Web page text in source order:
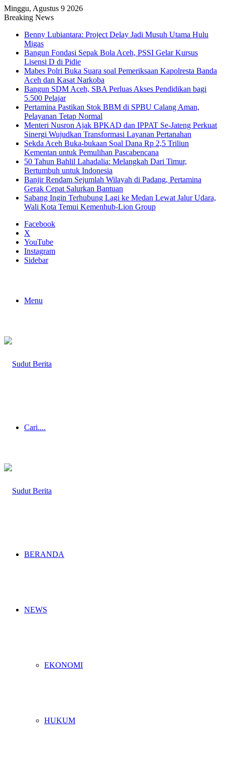
Minggu, Agustus 9 2026
Breaking News
Benny Lubiantara: Project Delay Jadi Musuh Utama Hulu
Migas
Bangun Fondasi Sepak Bola Aceh, PSSI Gelar Kursus
Lisensi D di Pidie
Mabes Polri Buka Suara soal Pemeriksaan Kapolresta Banda
Aceh dan Kasat Narkoba
Bangun SDM Aceh, SBA Perluas Akses Pendidikan bagi
5.500 Pelajar
Pertamina Pastikan Stok BBM di SPBU Calang Aman,
Pelayanan Tetap Normal
Menteri Nusron Ajak BPKAD dan IPPAT Se-Jateng Perkuat
Sinergi Wujudkan Transformasi Layanan Pertanahan
Sekda Aceh Buka-bukaan Soal Dana Rp 2,5 Triliun
Kementan untuk Pemulihan Pascabencana
50 Tahun Bahlil Lahadalia: Melangkah Dari Timur,
Bertumbuh untuk Indonesia
Banjir Rendam Sejumlah Wilayah di Padang, Pertamina
Gerak Cepat Salurkan Bantuan
Sabang Ingin Terhubung Lagi ke Medan Lewat Jalur Udara,
Wali Kota Temui Kemenhub-Lion Group
Facebook
X
YouTube
Instagram
Sidebar
Menu
Cari....
BERANDA
NEWS
EKONOMI
HUKUM